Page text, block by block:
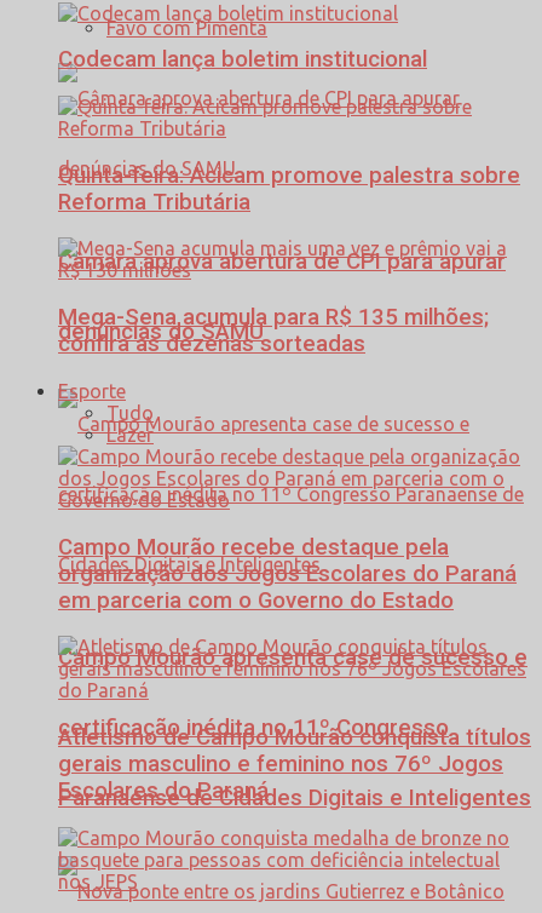
Favo com Pimenta
Câmara aprova abertura de CPI para apurar
denúncias do SAMU
Campo Mourão apresenta case de sucesso e
certificação inédita no 11º Congresso
Paranaense de Cidades Digitais e Inteligentes
Codecam lança boletim institucional
Quinta-feira: Acicam promove palestra sobre
Reforma Tributária
Mega-Sena acumula para R$ 135 milhões;
confira as dezenas sorteadas
Esporte
Tudo
Lazer
Campo Mourão recebe destaque pela
organização dos Jogos Escolares do Paraná
em parceria com o Governo do Estado
Atletismo de Campo Mourão conquista títulos
gerais masculino e feminino nos 76º Jogos
Escolares do Paraná